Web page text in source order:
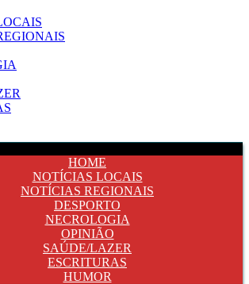
HOME
NOTÍCIAS LOCAIS
NOTÍCIAS REGIONAIS
DESPORTO
NECROLOGIA
OPINIÃO
SAÚDE/LAZER
ESCRITURAS
HUMOR